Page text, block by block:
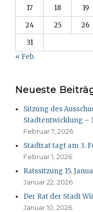
17
18 19
24
25 26
31
« Feb.
Neueste
Sitzung des
Stadtentwicklung –
Februar 7, 2026
Stadtrat tagt am 3.
Februar 1, 2026
Ratssitzung 15.
Januar 22, 2026
Der Rat der Stadt
Januar 10, 2026